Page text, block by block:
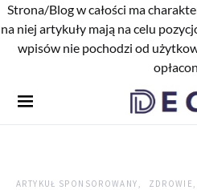
Strona/Blog w całości ma
na niej artykuły mają na celu
wpisów nie pochodzi od
ARTYKUŁ SPONSOROWANY